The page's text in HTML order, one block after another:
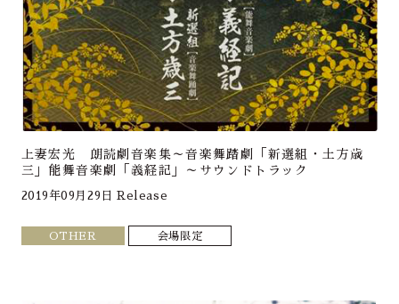
上妻宏光 朗読劇音楽集～音楽舞踏劇「新選組・土方歳
三」能舞音楽劇「義経記」～サウンドトラック
2019年09月29日 Release
OTHER 会場限定